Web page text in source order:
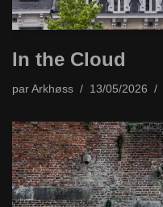
In the Cloud
par Arkhøss 13/05/2026